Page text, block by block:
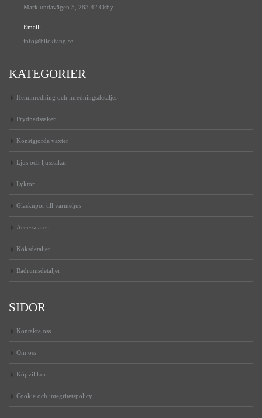
Marklundavägen 5, 283 42 Osby
Email:
info@blickfang.se
KATEGORIER
Heminredning och inredningsdetaljer
Prydnadssaker
Konstgjorda växter
Ljus och ljusstakar
Lyktor
Glaskupor till värmeljus
Accessoarer
Köksdetaljer
Badrumsdetaljer
SIDOR
Kontakta oss
Om oss
Köpvillkor
Cookie och integritetspolicy